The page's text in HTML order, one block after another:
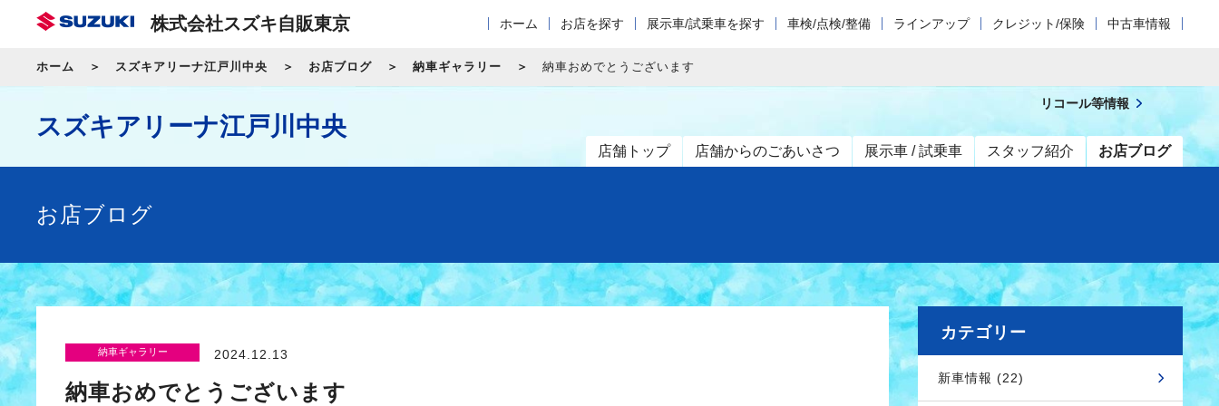
株式会社スズキ自販東京 ホーム お店を探す 展示車/試乗車を探す 車検/点検/整備 ラインアップ クレジット/保険 中古車情報
ホーム スズキアリーナ江戸川中央 お店ブログ 納車ギャラリー 納車おめでとうございます
スズキアリーナ江戸川中央
店舗トップ 店舗からのごあいさつ 展示車 / 試乗車 スタッフ紹介 お店ブログ
リコール等情報
お店ブログ
納車ギャラリー 2024.12.13
納車おめでとうございます
カテゴリー
新車情報 (22)